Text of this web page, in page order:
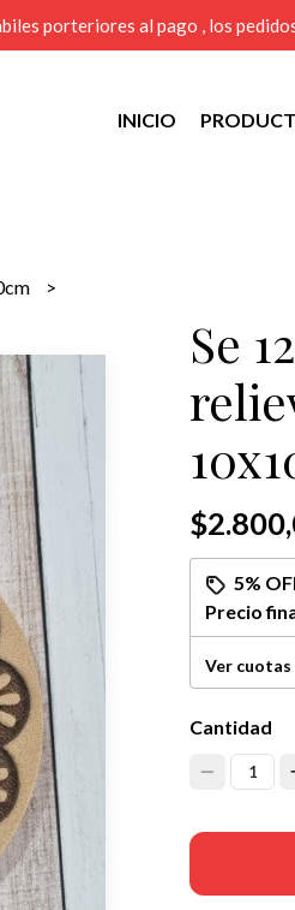
porteriores al pago , los
INICIO
Se
5%
Precio
Ver cuotas
Cantidad
1